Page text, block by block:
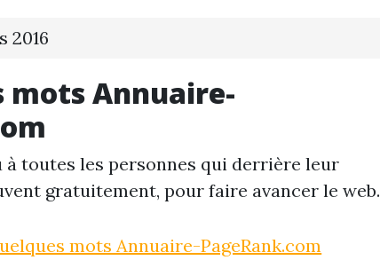
2016
mots Annuaire-
à toutes les personnes qui derrière leur
gratuitement, pour faire avancer le web.
mots Annuaire-PageRank.com